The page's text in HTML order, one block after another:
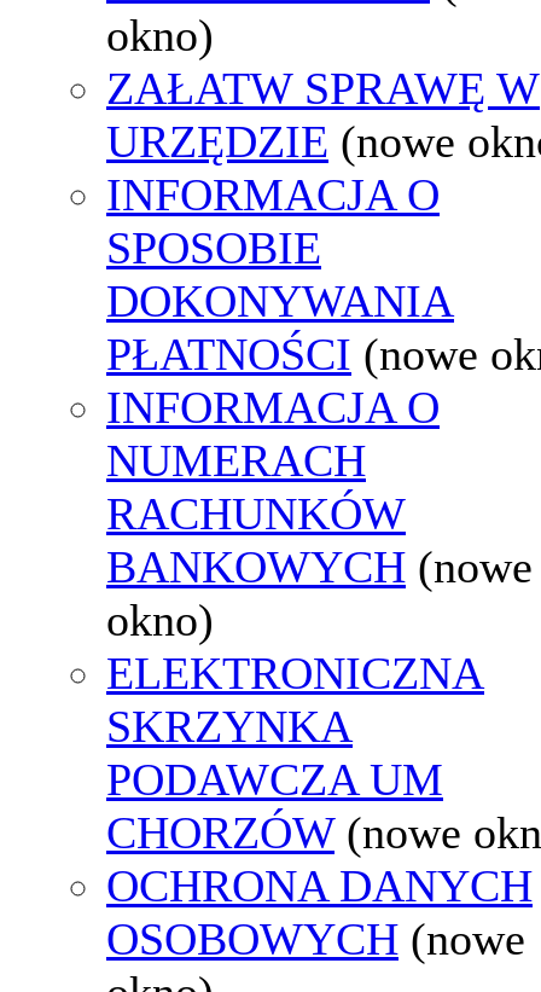
okno)
ZAŁATW SPRAWĘ W
URZĘDZIE (nowe
INFORMACJA O
SPOSOBIE
DOKONYWANIA
PŁATNOŚCI (nowe
INFORMACJA O
NUMERACH
RACHUNKÓW
BANKOWYCH (nowe
okno)
ELEKTRONICZNA
SKRZYNKA
PODAWCZA UM
CHORZÓW (nowe
OCHRONA DANYCH
OSOBOWYCH (nowe